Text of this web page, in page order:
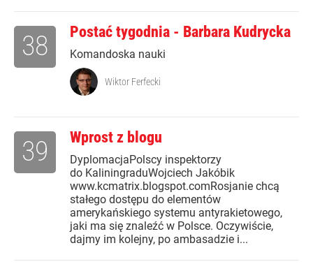
Postać tygodnia - Barbara Kudrycka
Komandoska nauki
38
Wiktor Ferfecki
Wprost z blogu
DyplomacjaPolscy inspektorzy
do KaliningraduWojciech Jakóbik
www.kcmatrix.blogspot.comRosjanie chcą
stałego dostępu do elementów
amerykańskiego systemu antyrakietowego,
jaki ma się znaleźć w Polsce. Oczywiście,
dajmy im kolejny, po ambasadzie i...
39